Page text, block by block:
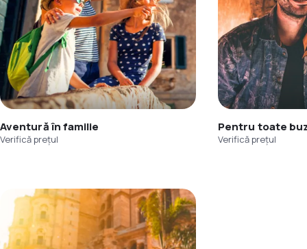
Aventură în familie
Verifică prețul
Pentru toate
Verifică prețul